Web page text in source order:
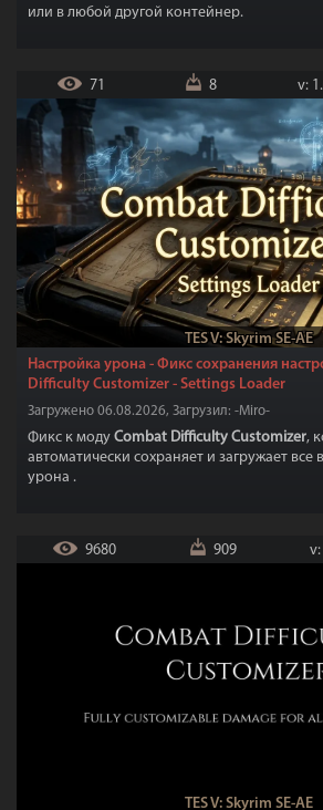
или в любой другой контейнер.
TES V: Skyrim SE-AE
71 8 v:
Настройка урона - Фикс сохранения
Difficulty Customizer - Settings Loader
Загружено 06.08.2026, Загрузил: -Miro-
Фикс к моду Combat Difficulty Customizer,
автоматически сохраняет и загружает все
урона .
TES V: Skyrim SE-AE
9680 909 v: